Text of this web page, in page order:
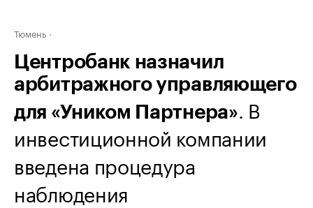
Тюмень
Центробанк назначил
арбитражного управляющего
для «Уником Партнера». В
инвестиционной компании
введена процедура
наблюдения